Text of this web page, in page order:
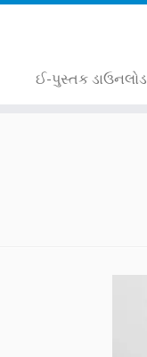
ઈ-પુસ્તક ડાઉનલોડ